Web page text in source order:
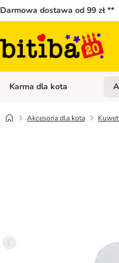
Darmowa dostawa od 99 zł **
Karma dla kota
Akcesoria dla kota